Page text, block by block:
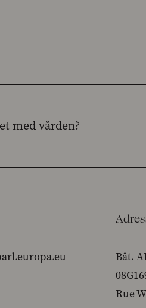
med vården?
Bât.
Rue